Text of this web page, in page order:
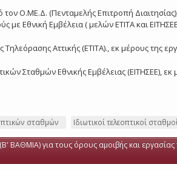
τον Ο.ΜΕ.Δ. (Πενταμελής Επιτροπή
με Εθνική Εμβέλεια ( μελών ΕΤΙΤΑ και
Τηλεόρασης Αττικής (ΕΤΙΤΑ)., εκ μέρους της
Σταθμών Εθνικής Εμβέλειας (ΕΙΤΗΣΕΕ),
σταθμών Ιδιωτικοί τελεοπτικοί σταθμοί
ΒΑΘΜΙΑ) για τους όρους αμοιβής και εργασίας